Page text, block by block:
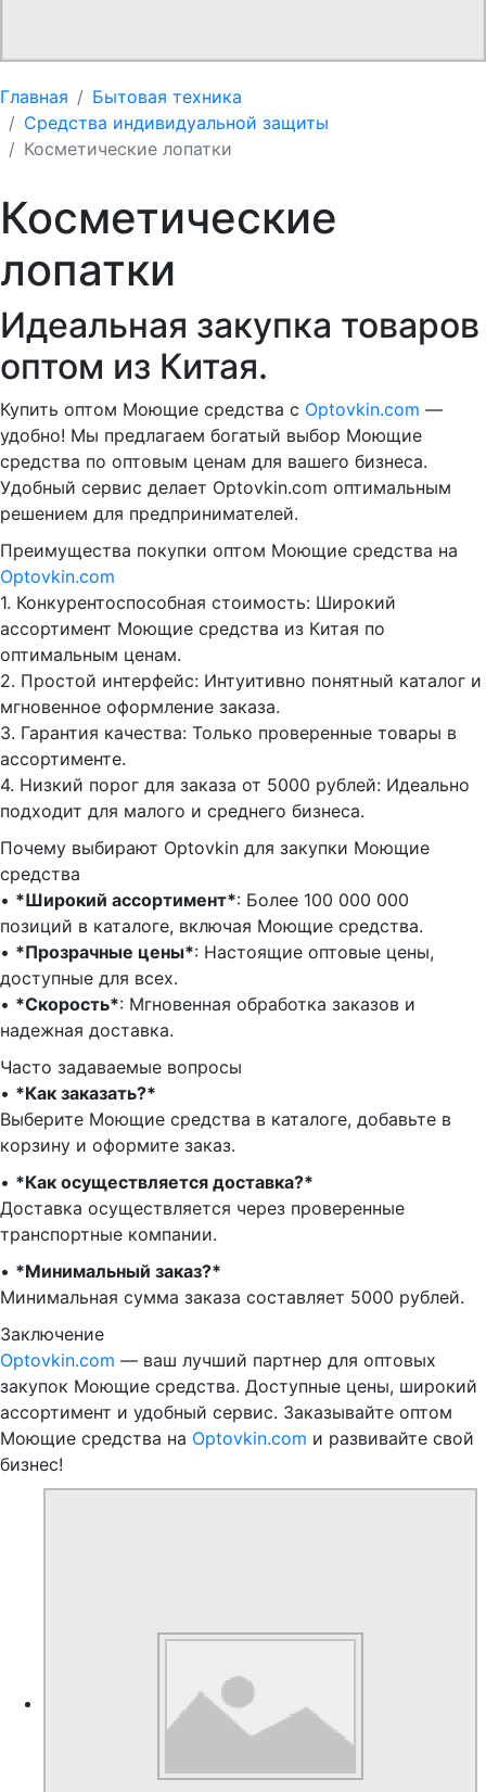
Главная
Бытовая техника
Средства индивидуальной защиты
Косметические лопатки
Косметические
лопатки
Идеальная закупка товаров
оптом из Китая.
Купить оптом Моющие средства с Optovkin.com —
удобно! Мы предлагаем богатый выбор Моющие
средства по оптовым ценам для вашего бизнеса.
Удобный сервис делает Optovkin.com оптимальным
решением для предпринимателей.
Преимущества покупки оптом Моющие средства на
Optovkin.com
1.⁠ ⁠Конкурентоспособная стоимость: Широкий
ассортимент Моющие средства из Китая по
оптимальным ценам.
2.⁠ ⁠Простой интерфейс: Интуитивно понятный каталог и
мгновенное оформление заказа.
3.⁠ ⁠Гарантия качества: Только проверенные товары в
ассортименте.
4.⁠ ⁠Низкий порог для заказа от 5000 рублей: Идеально
подходит для малого и среднего бизнеса.
Почему выбирают Optovkin для закупки Моющие
средства
•⁠ ⁠ *Широкий ассортимент*: Более 100 000 000
позиций в каталоге, включая Моющие средства.
•⁠ ⁠ *Прозрачные цены*: Настоящие оптовые цены,
доступные для всех.
•⁠ ⁠ *Скорость*: Мгновенная обработка заказов и
надежная доставка.
Часто задаваемые вопросы
•⁠ ⁠*Как заказать?*
Выберите Моющие средства в каталоге, добавьте в
корзину и оформите заказ.
•⁠ ⁠ *Как осуществляется доставка?*
Доставка осуществляется через проверенные
транспортные компании.
•⁠ ⁠ *Минимальный заказ?*
Минимальная сумма заказа составляет 5000 рублей.
Заключение
Optovkin.com — ваш лучший партнер для оптовых
закупок Моющие средства. Доступные цены, широкий
ассортимент и удобный сервис. Заказывайте оптом
Моющие средства на Optovkin.com и развивайте свой
бизнес!